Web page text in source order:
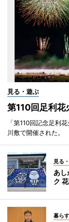
見る・遊ぶ
第110回足利
「第110回記念足利
川敷で開催された。
見る
あ
ク
暮ら